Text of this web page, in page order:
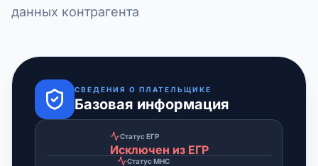
данных контрагента
СВЕДЕНИЯ О ПЛАТЕЛЬЩИКЕ
Базовая информация
Статус ЕГР
Исключен из ЕГР
Статус МНС